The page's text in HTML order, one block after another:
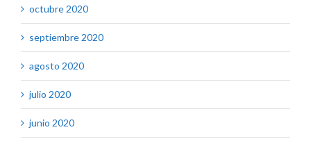
octubre 2020
septiembre 2020
agosto 2020
julio 2020
junio 2020